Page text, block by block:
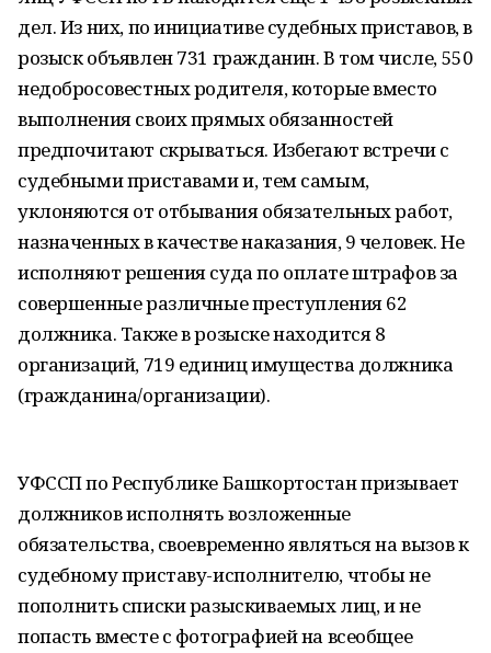
дел. Из них, по инициативе судебных приставов, в
розыск объявлен 731 гражданин. В том числе, 550
недобросовестных родителя, которые вместо
выполнения своих прямых обязанностей
предпочитают скрываться. Избегают встречи с
судебными приставами и, тем самым,
уклоняются от отбывания обязательных работ,
назначенных в качестве наказания, 9 человек. Не
исполняют решения суда по оплате штрафов за
совершенные различные преступления 62
должника. Также в розыске находится 8
организаций, 719 единиц имущества должника
(гражданина/организации).
УФССП по Республике Башкортостан призывает
должников исполнять возложенные
обязательства, своевременно являться на вызов к
судебному приставу-исполнителю, чтобы не
пополнить списки разыскиваемых лиц, и не
попасть вместе с фотографией на всеобщее